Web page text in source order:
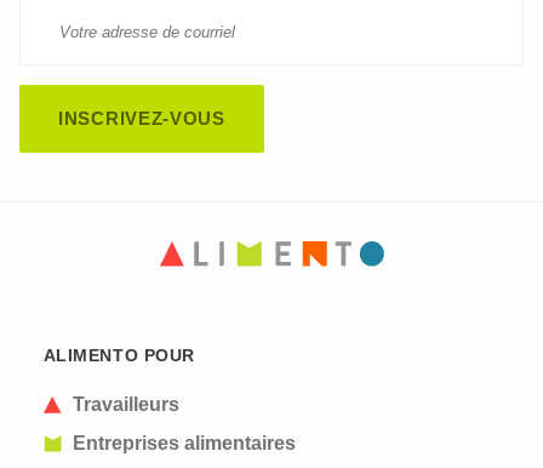
ALIMENTO POUR
Travailleurs
Entreprises alimentaires